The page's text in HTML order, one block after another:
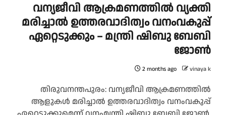
വന്യജീവി ആക്രമണത്തിൽ വ്യക്തി
മരിച്ചാൽ ഉത്തരവാദിത്വം വനംവകുപ്പ്
ഏറ്റെടുക്കും – മന്ത്രി ഷിബു ബേബി
ജോൺ
2 months ago vinaya k
തിരുവനന്തപുരം: വന്യജീവി ആക്രമണത്തിൽ
ആളുകൾ മരിച്ചാൽ ഉത്തരവാദിത്വം വനംവകുപ്പ്